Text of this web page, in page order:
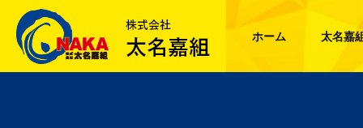
ホーム 太名嘉